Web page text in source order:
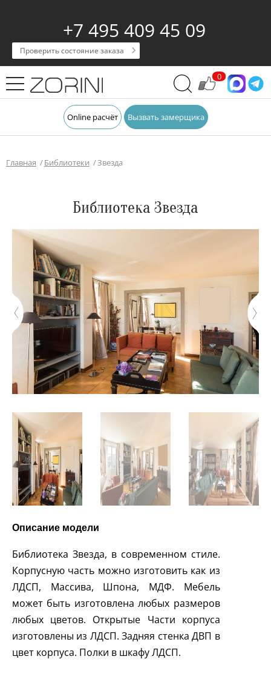
+7 495 409 45 09
Проверить состояние заказа
0
Online расчёт Вызвать замерщика
Главная Библиотеки Звезда
Библиотека Звезда
Описание модели
Библиотека Звезда, в современном стиле.
Корпусную часть можно изготовить как из
ЛДСП, Массива, Шпона, МДФ. Мебель
может быть изготовлена любых размеров
любых цветов. Открытые Части корпуса
изготовлены из ЛДСП. Задняя стенка ДВП в
цвет корпуса. Полки в шкафу ЛДСП.